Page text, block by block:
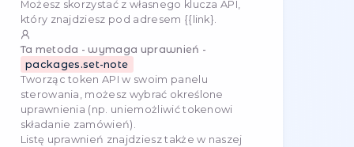
   );
   const res = await req.json();
}
Ukryj serwer proxy Ukryj wybrany
serwer proxy na liście (będzie jednak